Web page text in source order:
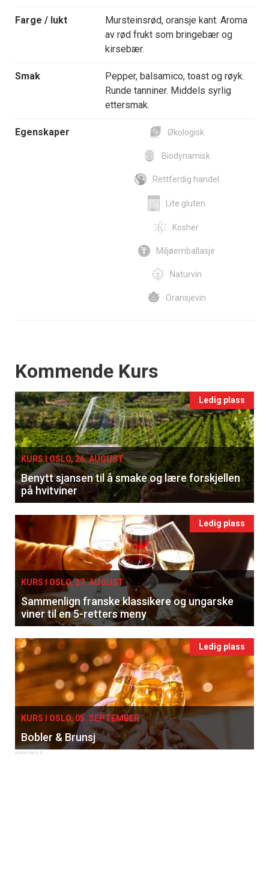
Farge / lukt
Mursteinsrød, oransje kant. Aroma
av rød frukt som bringebær og
kirsebær.
Smak
Pepper, balsamico, toast og røyk.
Runde tanniner. Middels syrlig
ettersmak.
Egenskaper Økologisk
Biodynamisk
Rettferdig handel
Lite gluten
Kosher
Miljøemballasje
Naturvin
Oransjevin
Events
Kommende Kurs
Ledig plass
KURS I OSLO, 26. AUGUST
Benytt sjansen til å smake og lære forskjellen
på hvitviner
Ledig plass
KURS I OSLO, 27. AUGUST
Sammenlign franske klassikere og ungarske
viner til en 5-retters meny
Ledig plass
KURS I OSLO, 05. SEPTEMBER
Bobler & Brunsj